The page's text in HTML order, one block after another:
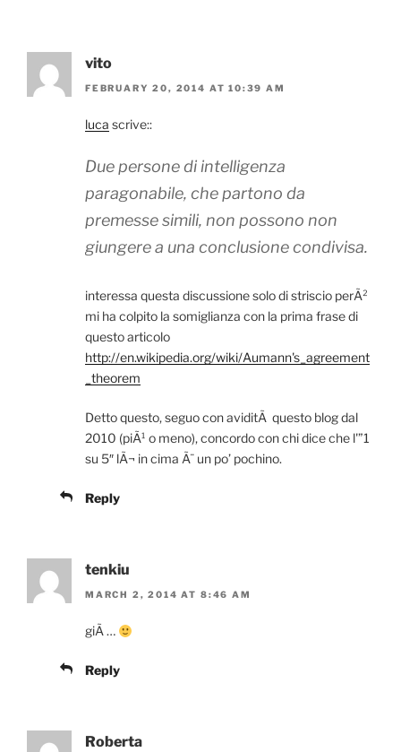
vito
FEBRUARY 20, 2014 AT 10:39 AM
luca scrive::
Due persone di intelligenza
paragonabile, che partono da
premesse simili, non possono non
giungere a una conclusione condivisa.
interessa questa discussione solo di striscio perÃ²
mi ha colpito la somiglianza con la prima frase di
questo articolo
http://en.wikipedia.org/wiki/Aumann's_agreement
_theorem
Detto questo, seguo con aviditÃ questo blog dal
2010 (piÃ¹ o meno), concordo con chi dice che l'”1
su 5″ lÃ¬ in cima Ã¨ un po’ pochino.
Reply
tenkiu
MARCH 2, 2014 AT 8:46 AM
giÃ …
Reply
Roberta